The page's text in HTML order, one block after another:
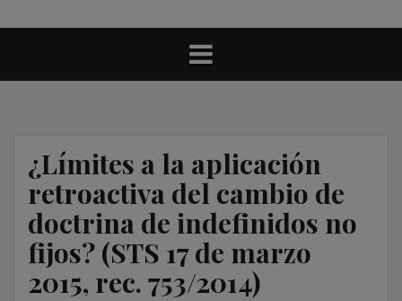
¿Límites a la aplicación
retroactiva del cambio de
doctrina de indefinidos no
fijos? (STS 17 de marzo
2015, rec. 753/2014)